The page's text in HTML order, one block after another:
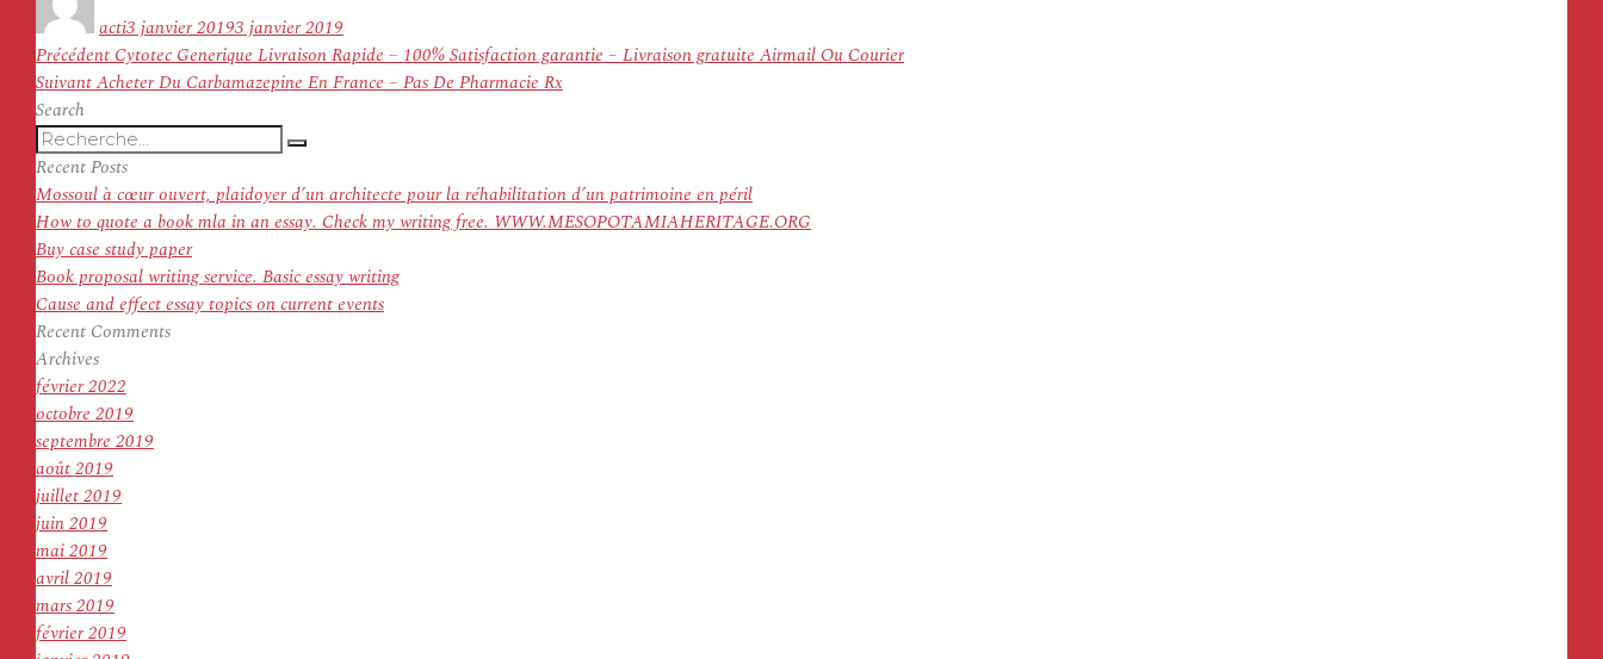
actile
3 janvier 20193 janvier 2019
Navigation
de
l’article
Précédent Article
précédent :
Cytotec Generique Livraison Rapide – 100% Satisfaction garantie – Livraison gratuite Airmail Ou Courier
SuivantArticle
Acheter Du Carbamazepine En France – Pas De Pharmacie Rx
Search
Recherche
pour
:
Recherche
Recent Posts
Mossoul à cœur ouvert, plaidoyer d’un architecte pour la réhabilitation d’un patrimoine en péril
How to quote a book mla in an essay. Check my writing free. WWW.MESOPOTAMIAHERITAGE.ORG
Buy case study paper
Book proposal writing service. Basic essay writing
Cause and effect essay topics on current events
Recent Comments
Archives
février 2022
octobre 2019
septembre 2019
août 2019
juillet 2019
juin 2019
mai 2019
avril 2019
mars 2019
février 2019